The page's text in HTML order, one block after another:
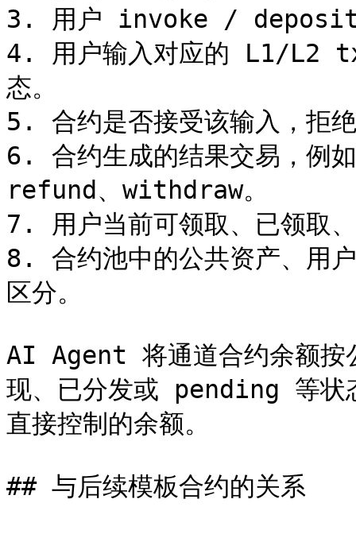
3. 用户 invoke /
4. 用户输入对应的 L1/L2
态。
5. 合约是否接受该输入，拒
6. 合约生成的结果交易，
refund、withdraw。
7. 用户当前可领取、已领取
8. 合约池中的公共资产、用
区分。
AI Agent 将通道合约余额按
现、已分发或 pending 等状
直接控制的余额。
## 与后续模板合约的关系